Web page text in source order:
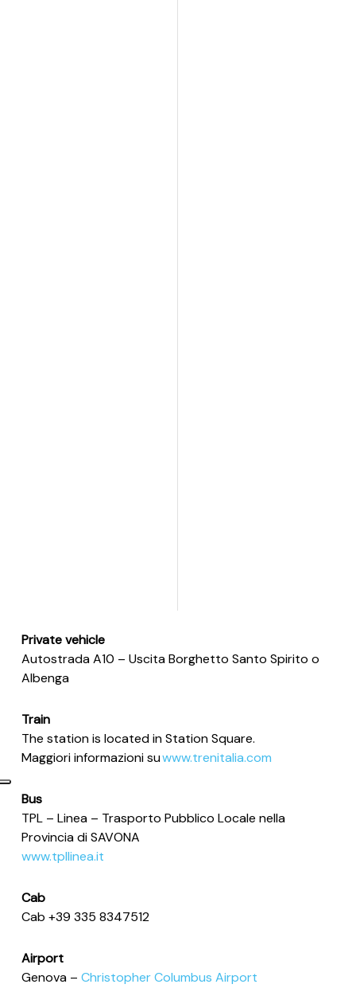
Private vehicle
Autostrada A10 – Uscita Borghetto Santo Spirito o
Albenga
Train
The station is located in Station Square.
Maggiori informazioni suwww.trenitalia.com
Bus
TPL – Linea – Trasporto Pubblico Locale nella
Provincia di SAVONA
www.tpllinea.it
Cab
Cab +39 335 8347512
Airport
Genova –Christopher Columbus Airport